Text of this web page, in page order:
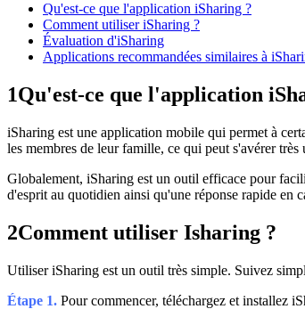
Qu'est-ce que l'application iSharing ?
Comment utiliser iSharing ?
Évaluation d'iSharing
Applications recommandées similaires à
1Qu'est-ce que l'application
iSharing est une application mobile qui permet à
les membres de leur famille, ce qui peut s'avérer
Globalement, iSharing est un outil efficace pour
d'esprit au quotidien ainsi qu'une réponse rapide en
2Comment utiliser Isharing ?
Utiliser iSharing est un outil très simple. Suivez
Étape 1. Pour commencer, téléchargez et installez